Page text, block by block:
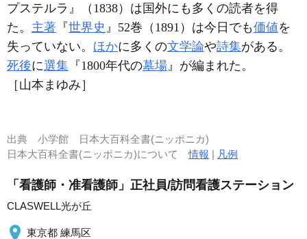
プステルラ』（1838）は国外にも多くの読者を得
た。 主著 『世界史 』52巻（1891）は今日でも価値を
失っていない。 ほかに多くの文学論や詩集がある。
死後に選集 『1800年代の墓場 』が編まれた。
［山本まゆみ］
出典 小学館 日本大百科全書(ニッポニカ)
日本大百科全書(ニッポニカ)について情報 | 凡例
「看護師・准看護師」正社員/訪問看護ステーション
CLASWELL光が丘
東京都 練馬区